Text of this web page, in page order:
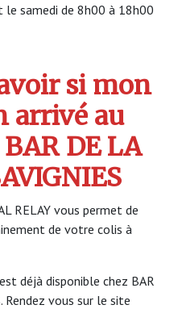
samedi de 8h00 à 18h00
si mon
arrivé au
BAR DE LA
RELAY vous permet de
de votre colis à
déjà disponible chez BAR
Rendez vous sur le site